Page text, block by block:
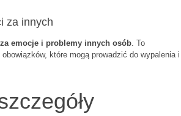
za innych
emocje i problemy innych osób. To
które mogą prowadzić do wypalenia i